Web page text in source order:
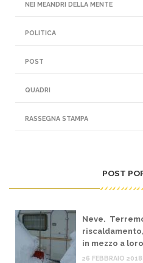
NEI MEANDRI DELLA MENTE
POLITICA
POST
QUADRI
RASSEGNA STAMPA
POST
Neve.
in mezzo a
26 FEBBRAIO